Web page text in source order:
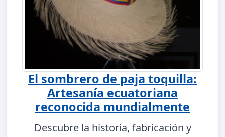
El sombrero de paja toquilla:
Artesanía ecuatoriana
reconocida mundialmente
Descubre la historia, fabricación y